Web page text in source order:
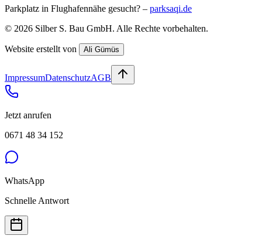
Parkplatz in Flughafennähe gesucht? – parksaqi.de
© 2026 Silber S. Bau GmbH. Alle Rechte vorbehalten.
Website erstellt von Ali Gümüs
ImpressumDatenschutzAGB
Jetzt anrufen
0671 48 34 152
WhatsApp
Schnelle Antwort